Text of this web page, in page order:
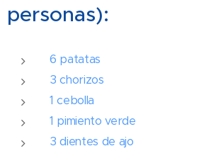
personas):
6 patatas
3 chorizos
1 cebolla
1 pimiento verde
3 dientes de ajo